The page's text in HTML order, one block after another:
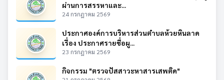
ผ่านการสรรหาและ...
24 กรกฎาคม 2569
ประกาศองค์การบริหารส่วนตำบลห้วยหินลาด
เรื่อง ประกาศรายชื่อผู...
23 กรกฎาคม 2569
กิจกรรม "ตรวจปัสสาวะหาสารเสพติด"